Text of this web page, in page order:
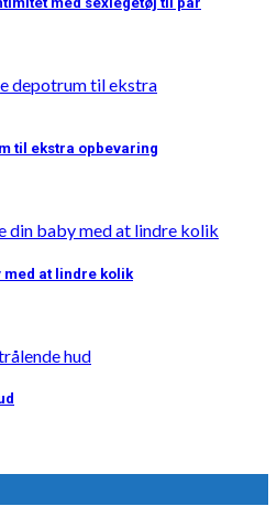
til ekstra opbevaring
med at lindre kolik